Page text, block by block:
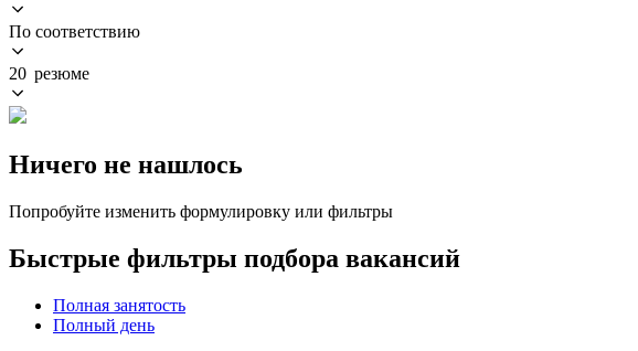
По соответствию
20 резюме
Ничего не нашлось
Попробуйте изменить формулировку или фильтры
Быстрые фильтры подбора вакансий
Полная занятость
Полный день